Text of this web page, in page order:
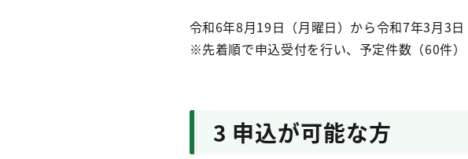
令和6年8月19日（月曜日）から令和7年3月3
※先着順で申込受付を行い、予定件数（60件）
3 申込が可能な方